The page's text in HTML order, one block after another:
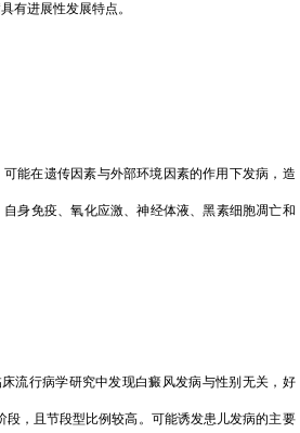
有进展性发展特点。
能在遗传因素与外部环境因素的作用下发病，造
身免疫、氧化应激、神经体液、黑素细胞凋亡和
流行病学研究中发现白癜风发病与性别无关，好
，且节段型比例较高。可能诱发患儿发病的主要